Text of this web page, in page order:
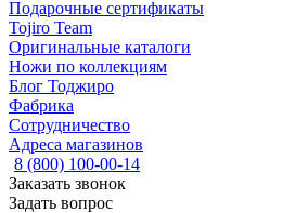
Подарочные сертификаты
Tojiro Team
Оригинальные каталоги
Ножи по коллекциям
Блог Тоджиро
Фабрика
Сотрудничество
Адреса магазинов
8 (800) 100-00-14
Заказать звонок
Задать вопрос